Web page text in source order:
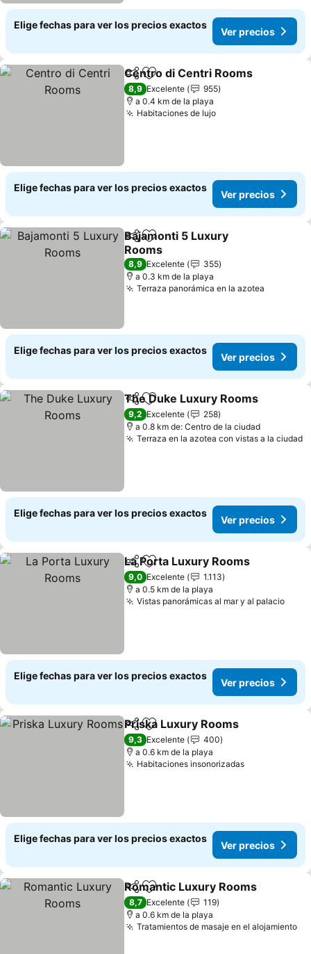
Elige fechas para ver los precios exactos
Ver precios
CompartirAgregar a favoritos
Centro di Centri Rooms
8,9 Excelente
955
a 0.4 km de la playa
Habitaciones de lujo
Elige fechas para ver los precios exactos
Ver precios
CompartirAgregar a favoritos
Bajamonti 5 Luxury
Rooms
8,9 Excelente
355
a 0.3 km de la playa
Terraza panorámica en la azotea
Elige fechas para ver los precios exactos
Ver precios
Compartir
Agregar a favoritos
The Duke Luxury Rooms
9,2 Excelente
258
a 0.8 km de: Centro de la ciudad
Terraza en la azotea con vistas a la ciudad
Elige fechas para ver los precios exactos
Ver precios
CompartirAgregar a favoritos
La Porta Luxury Rooms
9,0 Excelente
1.113
a 0.5 km de la playa
Vistas panorámicas al mar y al palacio
Elige fechas para ver los precios exactos
Ver precios
CompartirAgregar a favoritos
Priska Luxury Rooms
9,3 Excelente
400
a 0.6 km de la playa
Habitaciones insonorizadas
Elige fechas para ver los precios exactos
Ver precios
CompartirAgregar a favoritos
Romantic Luxury Rooms
8,7 Excelente
119
a 0.6 km de la playa
Tratamientos de masaje en el alojamiento